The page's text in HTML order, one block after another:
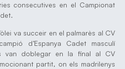
consecutives en el Campionat
va succeir en el palmarès al CV
d’Espanya Cadet masculí
van doblegar en la final al CV
partit, on els madrilenys